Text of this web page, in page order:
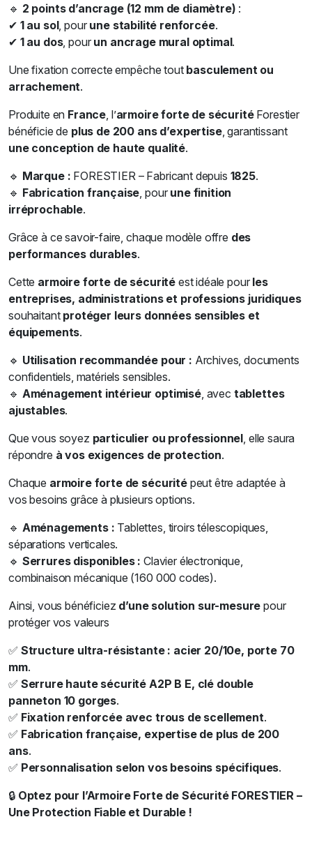
🔹 2 points d’ancrage (12 mm de diamètre) :
✔ 1 au sol, pour une stabilité renforcée.
✔ 1 au dos, pour un ancrage mural optimal.
Une fixation correcte empêche tout basculement ou
arrachement.
Produite en France , l’armoire forte de sécuritéForestier
bénéficie de plus de 200 ans d’expertise, garantissant
une conception de haute qualité.
🔹 Marque : FORESTIER – Fabricant depuis 1825.
🔹 Fabrication française , pour une finition
irréprochable.
Grâce à ce savoir-faire, chaque modèle offre des
performances durables.
Cette armoire forte de sécurité est idéale pour les
entreprises, administrations et professions juridiques
souhaitant protéger leurs données sensibles et
équipements.
🔹 Utilisation recommandée pour : Archives, documents
confidentiels, matériels sensibles.
🔹 Aménagement intérieur optimisé, avec tablettes
ajustables.
Que vous soyez particulier ou professionnel , elle saura
répondre à vos exigences de protection.
Chaque armoire forte de sécuritépeut être adaptée à
vos besoins grâce à plusieurs options.
🔹 Aménagements : Tablettes, tiroirs télescopiques,
séparations verticales.
🔹 Serrures disponibles : Clavier électronique,
combinaison mécanique (160 000 codes).
Ainsi, vous bénéficiez d’une solution sur-mesure pour
protéger vos valeurs
✅ Structure ultra-résistante : acier 20/10e, porte 70
mm.
✅ Serrure haute sécurité A2P B E, clé double
panneton 10 gorges.
✅ Fixation renforcée avec trous de scellement.
✅ Fabrication française, expertise de plus de 200
ans.
✅ Personnalisation selon vos besoins spécifiques.
🔒 Optez pour l’Armoire Forte de Sécurité FORESTIER –
Une Protection Fiable et Durable !